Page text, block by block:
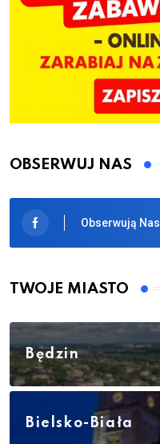
OBSERWUJ NAS
Obserwują Nas
TWOJE MIASTO
Będzin
Bielsko-Biała